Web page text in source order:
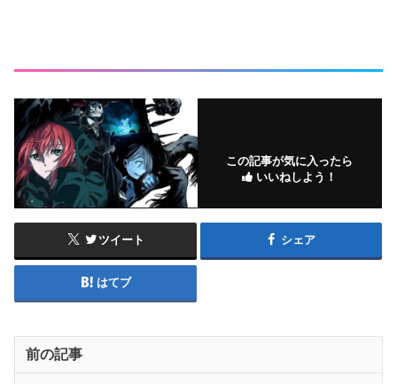
この記事が気に入ったら
いいねしよう！
ツイート シェア
はてブ
前の記事